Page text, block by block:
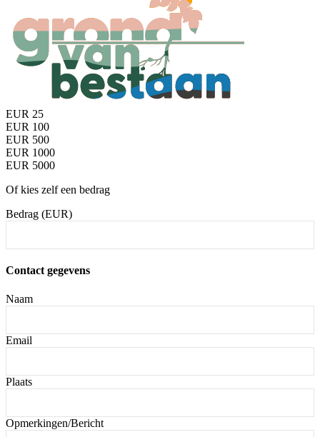
EUR 25
EUR 100
EUR 500
EUR 1000
EUR 5000
Of kies zelf een bedrag
Bedrag (EUR)
Contact gegevens
Naam
Email
Plaats
Opmerkingen/Bericht